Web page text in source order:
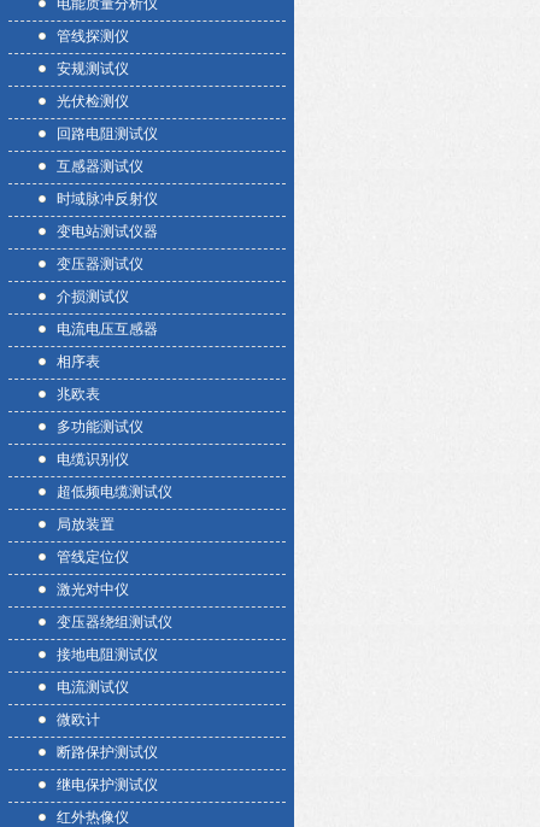
电能质量分析仪
管线探测仪
安规测试仪
光伏检测仪
回路电阻测试仪
互感器测试仪
时域脉冲反射仪
变电站测试仪器
变压器测试仪
介损测试仪
电流电压互感器
相序表
兆欧表
多功能测试仪
电缆识别仪
超低频电缆测试仪
局放装置
管线定位仪
激光对中仪
变压器绕组测试仪
接地电阻测试仪
电流测试仪
微欧计
断路保护测试仪
继电保护测试仪
红外热像仪